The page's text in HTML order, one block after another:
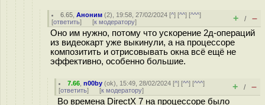
6.65 ,Аноним (2), 19:58, 27/02/2024 [^] [^^] [^^^]
[ответить] [к модератору] + / –
Оно им нужно, потому что ускорение 2д-операций
из видеокарт уже выкинули, а на процессоре
композитить и отрисовывать окна всё ещё не
эффективно, особенно большие.
7.66 ,n00by (ok), 15:49, 28/02/2024 [^] [^^] [^^^]
[ответить] [к модератору] + / –
Во времена DirectX 7 на процессоре было